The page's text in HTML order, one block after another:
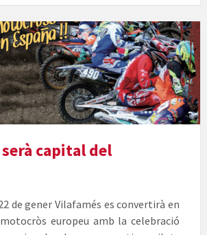
Cartell
del
motocròs
a
Vilafamés
capital del
de gener Vilafamés es convertirà en
europeu amb la celebració